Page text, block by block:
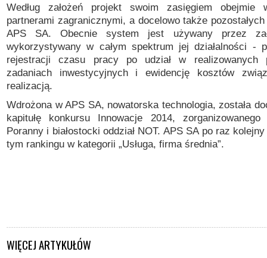
Według założeń projekt swoim zasięgiem obejmie
partnerami zagranicznymi, a docelowo także
APS SA.Obecnie system jest używany przez
wykorzystywany w całym spektrum jej działalności -
rejestracji czasu pracy
po udział w realizowanych
zadaniach inwestycyjnych i ewidencję kosztów
realizacją.
Wdrożona w APS SA, nowatorska technologia, została
kapitułę konkursu Innowacje 2014,
Poranny i białostocki oddział NOT. APS SA po raz
tym rankingu w kategorii „Usługa, firma średnia”.
WIĘCEJ ARTYKUŁÓW